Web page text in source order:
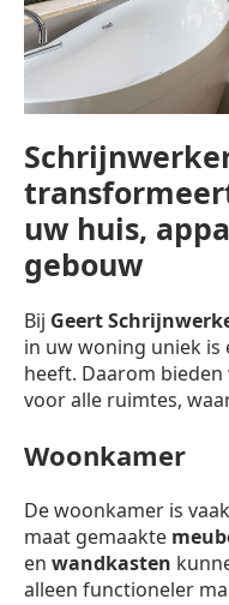
uw huis,
gebouw
Bij Geert
in uw woning uniek is
heeft. Daarom
voor alle ruimtes,
Woonkamer
De woonkamer is
maat gemaakte
en wandkasten
alleen functioneler